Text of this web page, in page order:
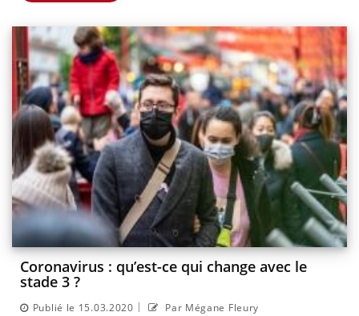
Coronavirus : qu’est-ce qui change avec le
stade 3 ?
Publié le 15.03.2020 | Par Mégane Fleury